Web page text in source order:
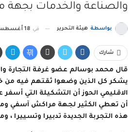
والصناعة والخدمات
بواسطة هيئة التحرير في 18 أغسطس, 2021
شارك
قال محمد بوسالم عضو غرفة التجارة
يشكر كل الذين وضعوا ثقتهم فيه من
الاقليمي الحوز أن التشكيلة التي
أن تعطي الكثير لجهة مراكش آسفي ومن
هذه التجربة الجديدة تدبيرا وتسييرا